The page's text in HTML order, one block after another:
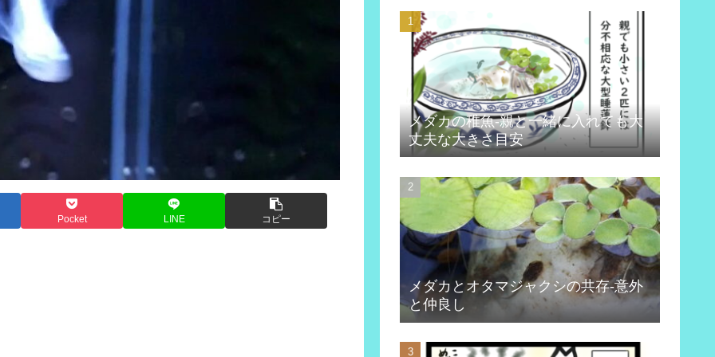
Pocket LINE コピー
メダカの稚魚-親と一緒に入れても大
丈夫な大きさ目安
メダカとオタマジャクシの共存-意外
と仲良し